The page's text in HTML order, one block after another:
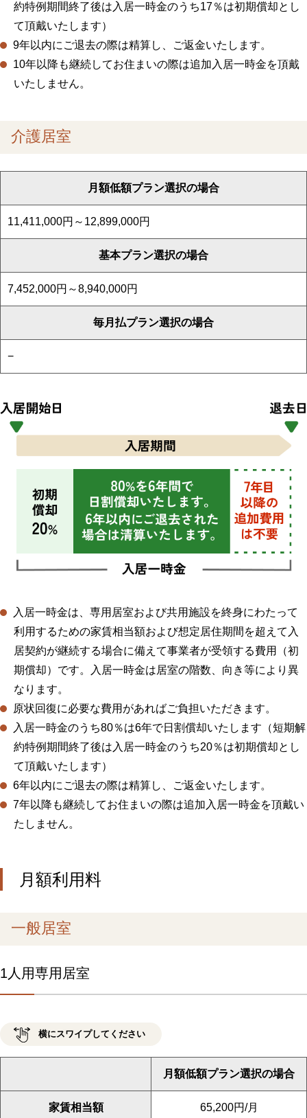
約特例期間終了後は入居一時金のうち17％は初期償却とし
て頂戴いたします）
9年以内にご退去の際は精算し、ご返金いたします。
10年以降も継続してお住まいの際は追加入居一時金を頂戴
いたしません。
介護居室
月額低額プラン選択の場合
11,411,000円～12,899,000円
基本プラン選択の場合
7,452,000円～8,940,000円
毎月払プラン選択の場合
−
入居一時金は、専用居室および共用施設を終身にわたって
利用するための家賃相当額および想定居住期間を超えて入
居契約が継続する場合に備えて事業者が受領する費用（初
期償却）です。入居一時金は居室の階数、向き等により異
なります。
原状回復に必要な費用があればご負担いただきます。
入居一時金のうち80％は6年で日割償却いたします（短期解
約特例期間終了後は入居一時金のうち20％は初期償却とし
て頂戴いたします）
6年以内にご退去の際は精算し、ご返金いたします。
7年以降も継続してお住まいの際は追加入居一時金を頂戴い
たしません。
月額利用料
一般居室
1人用専用居室
月額低額プラン選択の場合
家賃相当額 65,200円/月